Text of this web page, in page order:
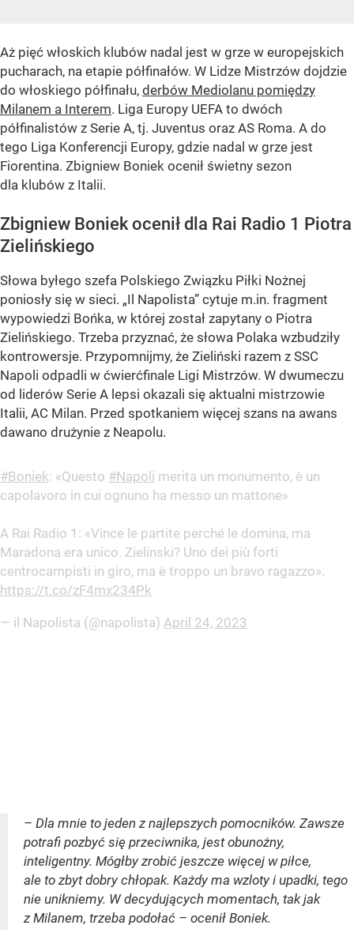
Aż pięć włoskich klubów nadal jest w grze w europejskich
pucharach, na etapie półfinałów. W Lidze Mistrzów dojdzie
do włoskiego półfinału, derbów Mediolanu pomiędzy
Milanem a Interem. Liga Europy UEFA to dwóch
półfinalistów z Serie A, tj. Juventus oraz AS Roma. A do
tego Liga Konferencji Europy, gdzie nadal w grze jest
Fiorentina. Zbigniew Boniek ocenił świetny sezon
dla klubów z Italii.
Zbigniew Boniek ocenił dla Rai Radio 1 Piotra
Zielińskiego
Słowa byłego szefa Polskiego Związku Piłki Nożnej
poniosły się w sieci. „Il Napolista” cytuje m.in. fragment
wypowiedzi Bońka, w której został zapytany o Piotra
Zielińskiego. Trzeba przyznać, że słowa Polaka wzbudziły
kontrowersje. Przypomnijmy, że Zieliński razem z SSC
Napoli odpadli w ćwierćfinale Ligi Mistrzów. W dwumeczu
od liderów Serie A lepsi okazali się aktualni mistrzowie
Italii, AC Milan. Przed spotkaniem więcej szans na awans
dawano drużynie z Neapolu.
#Boniek: «Questo #Napoli merita un monumento, è un
capolavoro in cui ognuno ha messo un mattone»
A Rai Radio 1: «Vince le partite perché le domina, ma
Maradona era unico. Zielinski? Uno dei più forti
centrocampisti in giro, ma è troppo un bravo ragazzo».
https://t.co/zF4mx234Pk
— il Napolista (@napolista) April 24, 2023
– Dla mnie to jeden z najlepszych pomocników. Zawsze
potrafi pozbyć się przeciwnika, jest obunożny,
inteligentny. Mógłby zrobić jeszcze więcej w piłce,
ale to zbyt dobry chłopak. Każdy ma wzloty i upadki, tego
nie unikniemy. W decydujących momentach, tak jak
z Milanem, trzeba podołać – ocenił Boniek.